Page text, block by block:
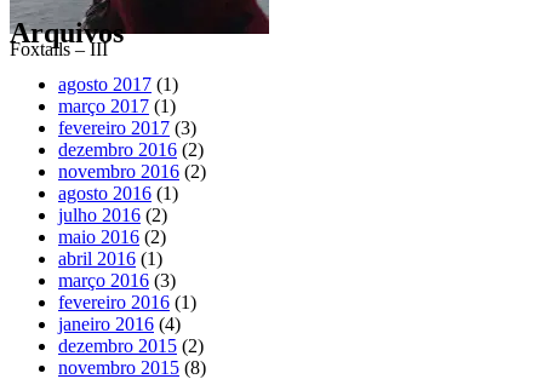
Foxtails – III
Arquivos
agosto 2017 (1)
março 2017 (1)
fevereiro 2017 (3)
dezembro 2016 (2)
novembro 2016 (2)
agosto 2016 (1)
julho 2016 (2)
maio 2016 (2)
abril 2016 (1)
março 2016 (3)
fevereiro 2016 (1)
janeiro 2016 (4)
dezembro 2015 (2)
novembro 2015 (8)